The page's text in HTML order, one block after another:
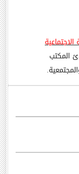
المكتب